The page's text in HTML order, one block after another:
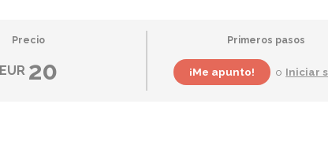
Precio
EUR 20
Primeros pasos
o Iniciar